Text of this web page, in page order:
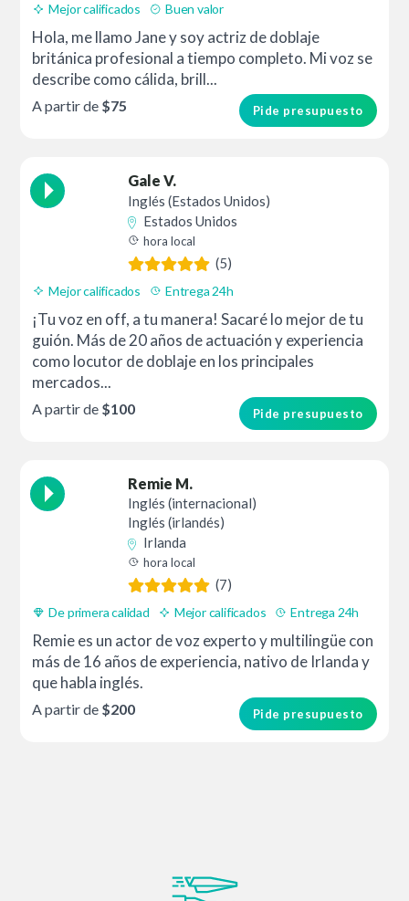
Mejor calificados Buen valor
Hola, me llamo Jane y soy actriz de doblaje
británica profesional a tiempo completo. Mi voz se
describe como cálida, brill...
Pide presupuesto
A partir de $75
Gale V.
Inglés (Estados Unidos)
Estados Unidos
hora local
(5)
Mejor calificados Entrega 24h
¡Tu voz en off, a tu manera! Sacaré lo mejor de tu
guión. Más de 20 años de actuación y experiencia
como locutor de doblaje en los principales
mercados...
Pide presupuesto
A partir de $100
Remie M.
Inglés (internacional)
Inglés (irlandés)
Irlanda
hora local
(7)
De primera calidad Mejor calificados Entrega 24h
Remie es un actor de voz experto y multilingüe con
más de 16 años de experiencia, nativo de Irlanda y
que habla inglés.
Pide presupuesto
A partir de $200